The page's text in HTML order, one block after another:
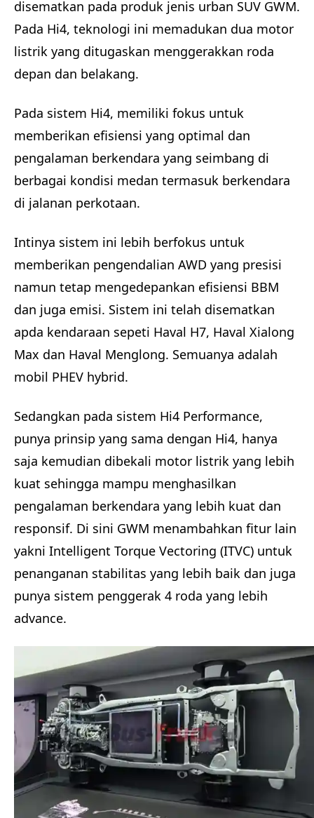
disematkan pada produk jenis urban SUV GWM.
Pada Hi4, teknologi ini memadukan dua motor
listrik yang ditugaskan menggerakkan roda
depan dan belakang.
Pada sistem Hi4, memiliki fokus untuk
memberikan efisiensi yang optimal dan
pengalaman berkendara yang seimbang di
berbagai kondisi medan termasuk berkendara
di jalanan perkotaan.
Intinya sistem ini lebih berfokus untuk
memberikan pengendalian AWD yang presisi
namun tetap mengedepankan efisiensi BBM
dan juga emisi. Sistem ini telah disematkan
apda kendaraan sepeti Haval H7, Haval Xialong
Max dan Haval Menglong. Semuanya adalah
mobil PHEV hybrid.
Sedangkan pada sistem Hi4 Performance,
punya prinsip yang sama dengan Hi4, hanya
saja kemudian dibekali motor listrik yang lebih
kuat sehingga mampu menghasilkan
pengalaman berkendara yang lebih kuat dan
responsif. Di sini GWM menambahkan fitur lain
yakni Intelligent Torque Vectoring (ITVC) untuk
penanganan stabilitas yang lebih baik dan juga
punya sistem penggerak 4 roda yang lebih
advance.